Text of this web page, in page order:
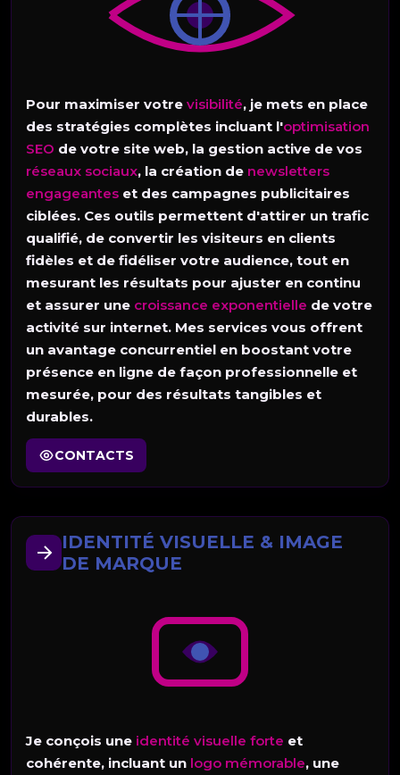
Pour maximiser votre visibilité, je mets en place
des stratégies complètes incluant l'optimisation
SEO de votre site web, la gestion active de vos
réseaux sociaux, la création de newsletters
engageantes et des campagnes publicitaires
ciblées. Ces outils permettent d'attirer un trafic
qualifié, de convertir les visiteurs en clients
fidèles et de fidéliser votre audience, tout en
mesurant les résultats pour ajuster en continu
et assurer une croissance exponentielle de votre
activité sur internet. Mes services vous offrent
un avantage concurrentiel en boostant votre
présence en ligne de façon professionnelle et
mesurée, pour des résultats tangibles et
durables.
CONTACTS
IDENTITÉ VISUELLE & IMAGE
DE MARQUE
Je conçois une identité visuelle forte et
cohérente, incluant un logo mémorable, une